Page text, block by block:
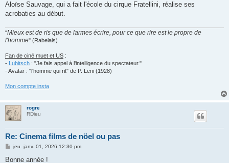
Aloïse Sauvage, qui a fait l'école du cirque Fratellini, réalise ses
acrobaties au début.
"Mieux est de ris que de larmes écrire, pour ce que rire est le propre de
l'homme" (Rabelais)
Fan de ciné muet et US :
- Lubitsch : "Je fais appel à l'intelligence du spectateur."
- Avatar : "l'homme qui rit" de P. Leni (1928)
Mon compte insta
rogre
RDieu
Re: Cinema films de nöel ou pas
M
s
jeu. janv. 01, 2026 12:30 pm
Bonne année !